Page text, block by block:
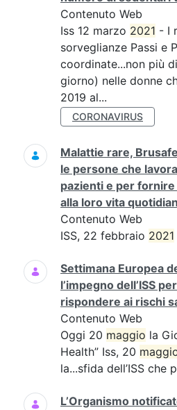
Contenuto Web
Iss 12 marzo 2021 - I
sorveglianze Passi e
coordinate...non più
giorno) nelle donne
2019 al...
CORONAVIRUS
Malattie rare,
le persone che
pazienti e per
alla loro vita
Contenuto Web
ISS, 22 febbraio 2021
Settimana Europea
l’impegno dell’ISS
rispondere ai rischi
Contenuto Web
Oggi 20 maggio la
Health” Iss, 20
la...sfida dell’ISS che
L’Organismo